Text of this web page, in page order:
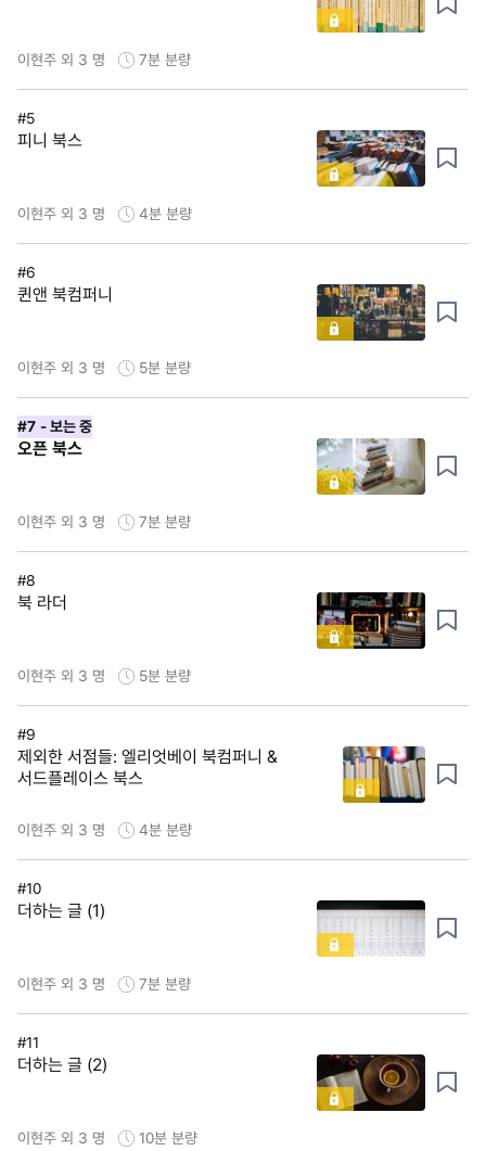
이현주 외 3 명 7분 분량
#5
피니 북스
이현주 외 3 명 4분 분량
#6
퀸앤 북컴퍼니
이현주 외 3 명 5분 분량
#7 - 보는 중
오픈 북스
이현주 외 3 명 7분 분량
#8
북 라더
이현주 외 3 명 5분 분량
#9
제외한 서점들: 엘리엇베이 북컴퍼니 &
서드플레이스 북스
이현주 외 3 명 4분 분량
#10
더하는 글 (1)
이현주 외 3 명 7분 분량
#11
더하는 글 (2)
이현주 외 3 명 10분 분량